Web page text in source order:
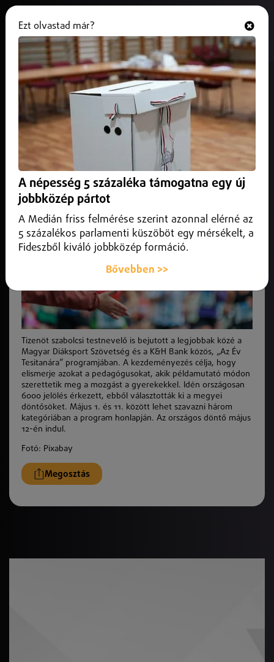
Tizenöt szabolcsi testnevelő a
legjobbak között!
2025. május 06.
Tizenöt szabolcsi testnevelő a legjobbak között!
Tizenöt szabolcsi testnevelő is bejutott a legjobbak közé a
Magyar Diáksport Szövetség és a K&H Bank közös, „Az Év
Tesitanára” programjában. A kezdeményezés célja, hogy
elismerje azokat a pedagógusokat, akik példamutató módon
szerettetik meg a mozgást a gyerekekkel. Idén országosan
6000 jelölés érkezett, ebből választották ki a megyei
döntősöket. Május 1. és 11. között lehet szavazni három
kategóriában a program honlapján. Az országos döntő május
12-én indul.
Fotó: Pixabay
Megosztás
Ezt olvastad már?
A népesség 5 százaléka támogatna egy új
jobbközép pártot
A Medián friss felmérése szerint azonnal elérné az
5 százalékos parlamenti küszöböt egy mérsékelt, a
Fideszből kiváló jobbközép formáció.
Bővebben >>